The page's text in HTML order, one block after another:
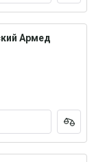
Армед